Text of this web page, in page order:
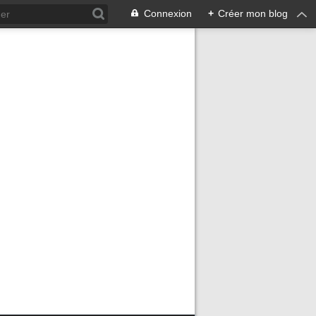
Connexion + Créer mon blog